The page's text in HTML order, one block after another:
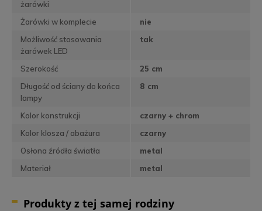
żarówki
Żarówki w komplecie
nie
Możliwość stosowania
żarówek LED
tak
Szerokość
25 cm
Długość od ściany do końca
lampy
8 cm
Kolor konstrukcji
czarny + chrom
Kolor klosza / abażura
czarny
Osłona źródła światła
metal
Materiał
metal
Produkty z tej samej rodziny